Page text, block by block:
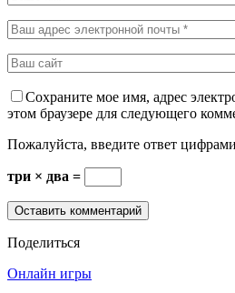
Сохраните мое имя, адрес
этом браузере для следующего
Пожалуйста, введите ответ
три × два =
Поделиться
Онлайн игры